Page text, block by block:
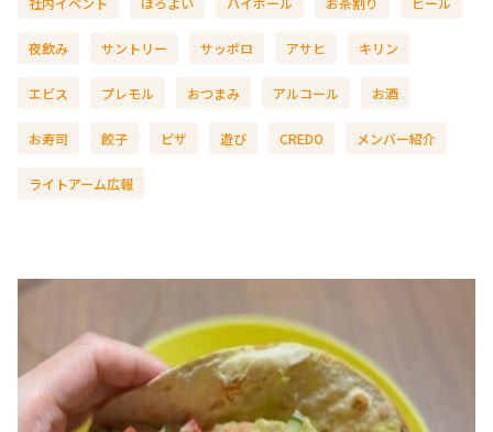
夜飲み サントリー サッポロ アサヒ キリン
エビス プレモル おつまみ アルコール お酒
お寿司 餃子 ピザ 遊び CREDO メンバー紹介
ライトアーム広報